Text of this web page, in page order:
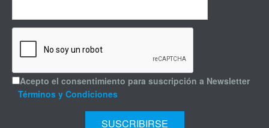
Acepto el consentimiento para suscripción a Newsletter
Términos y Condiciones